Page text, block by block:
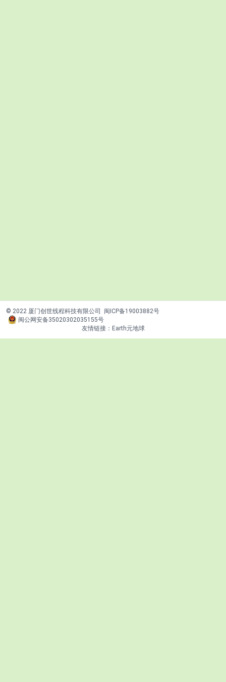
© 2022 厦门创世线程科技有限公司
闽ICP备19003882号
闽公网安备35020302035155号
友情链接： Earth元地球